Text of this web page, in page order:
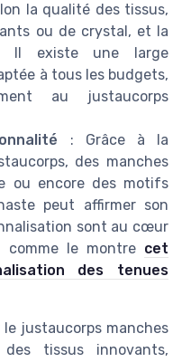
la qualité des tissus,
ou de crystal, et la
Il existe une large
à tous les budgets,
au justaucorps
: Grâce à la
des manches
ou encore des motifs
peut affirmer son
sont au cœur
comme le montre cet
des tenues
justaucorps manches
tissus innovants,